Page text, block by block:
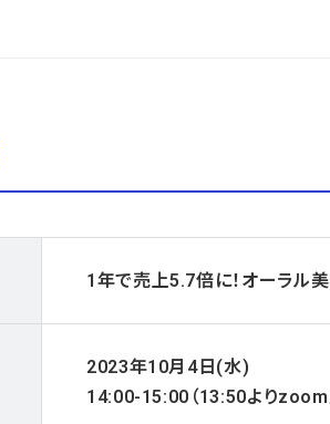
1年で売上5.7倍に！オーラル美
2023年10月4日(水)
14:00-15:00（13:50よりzoom